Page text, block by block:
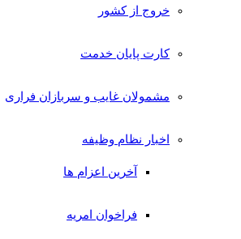
خروج از کشور
کارت پایان خدمت
مشمولان غایب و سربازان فراری
اخبار نظام وظیفه
آخرین اعزام ها
فراخوان امریه